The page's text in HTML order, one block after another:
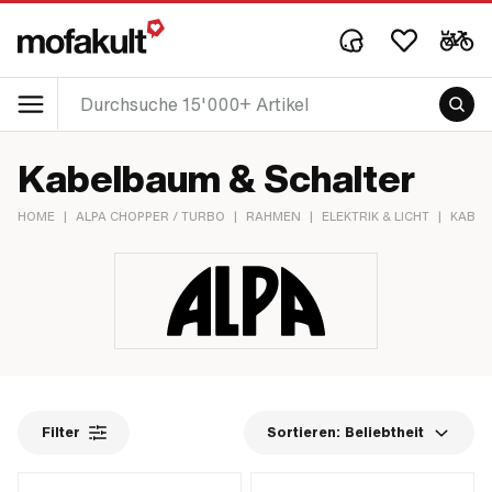
Kabelbaum & Schalter
HOME | ALPA CHOPPER / TURBO | RAHMEN | ELEKTRIK & LICHT |
Filter Sortieren: Beliebtheit